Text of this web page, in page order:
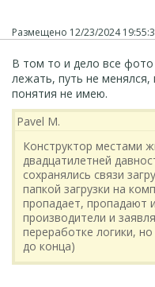
Размещено 12/23/2024
В том то и дело все
лежать, путь не менялся,
понятия не имею.
Pavel M.
Конструктор местами
двадцатилетней
сохранялись связи
папкой загрузки на
пропадает, пропадают
производители и
переработке логики,
до конца)